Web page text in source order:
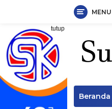
Langsung
konten
MENU
tutup
Beranda